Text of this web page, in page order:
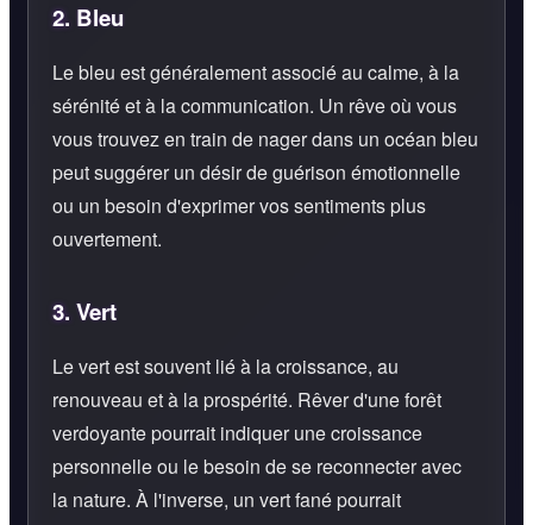
2. Bleu
Le bleu est généralement associé au calme, à la
sérénité et à la communication. Un rêve où vous
vous trouvez en train de nager dans un océan bleu
peut suggérer un désir de guérison émotionnelle
ou un besoin d'exprimer vos sentiments plus
ouvertement.
3. Vert
Le vert est souvent lié à la croissance, au
renouveau et à la prospérité. Rêver d'une forêt
verdoyante pourrait indiquer une croissance
personnelle ou le besoin de se reconnecter avec
la nature. À l'inverse, un vert fané pourrait